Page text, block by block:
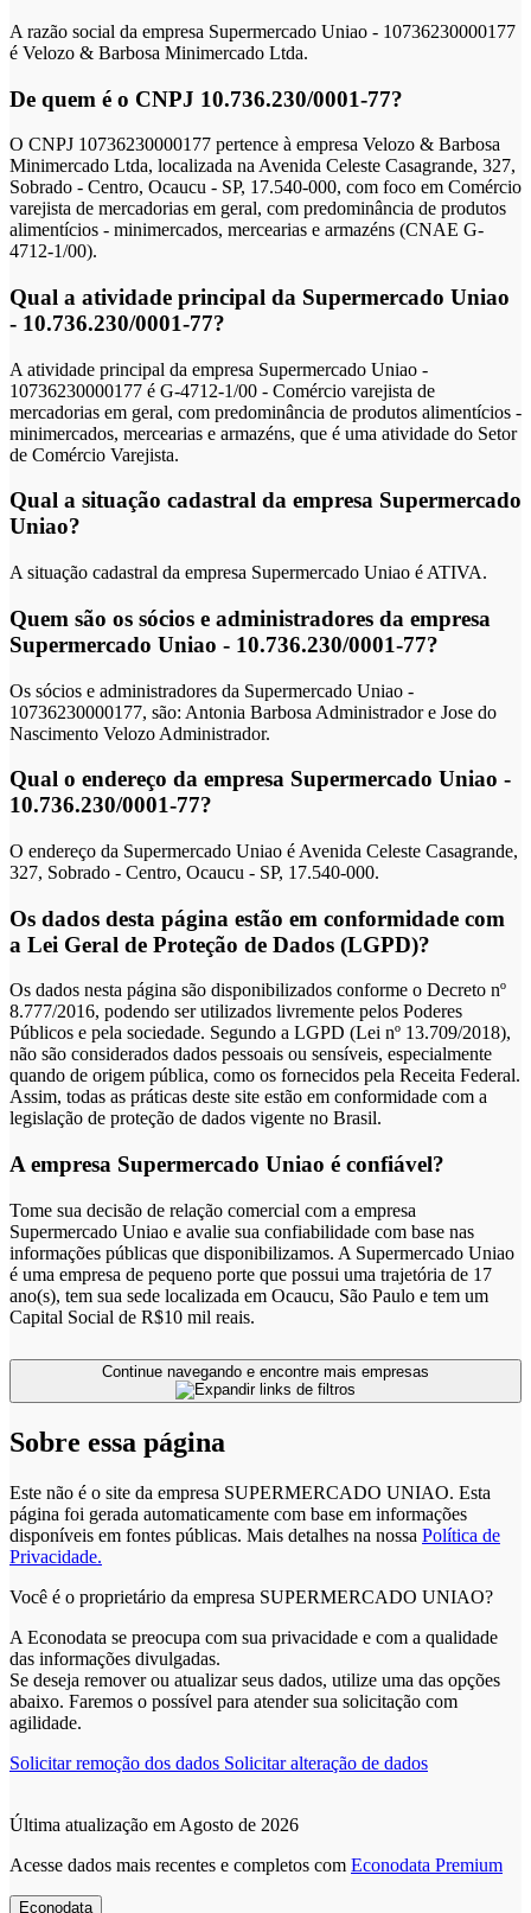
A razão social da empresa Supermercado Uniao - 10736230000177
é Velozo & Barbosa Minimercado Ltda.
De quem é o CNPJ 10.736.230/0001-77?
O CNPJ 10736230000177 pertence à empresa Velozo & Barbosa
Minimercado Ltda, localizada na Avenida Celeste Casagrande, 327,
Sobrado - Centro, Ocaucu - SP, 17.540-000, com foco em Comércio
varejista de mercadorias em geral, com predominância de produtos
alimentícios - minimercados, mercearias e armazéns (CNAE G-
4712-1/00).
Qual a atividade principal da Supermercado Uniao
- 10.736.230/0001-77?
A atividade principal da empresa Supermercado Uniao -
10736230000177 é G-4712-1/00 - Comércio varejista de
mercadorias em geral, com predominância de produtos alimentícios -
minimercados, mercearias e armazéns, que é uma atividade do Setor
de Comércio Varejista.
Qual a situação cadastral da empresa Supermercado
Uniao?
A situação cadastral da empresa Supermercado Uniao é ATIVA.
Quem são os sócios e administradores da empresa
Supermercado Uniao - 10.736.230/0001-77?
Os sócios e administradores da Supermercado Uniao -
10736230000177, são: Antonia Barbosa Administrador e Jose do
Nascimento Velozo Administrador.
Qual o endereço da empresa Supermercado Uniao -
10.736.230/0001-77?
O endereço da Supermercado Uniao é Avenida Celeste Casagrande,
327, Sobrado - Centro, Ocaucu - SP, 17.540-000.
Os dados desta página estão em conformidade com
a Lei Geral de Proteção de Dados (LGPD)?
Os dados nesta página são disponibilizados conforme o Decreto nº
8.777/2016, podendo ser utilizados livremente pelos Poderes
Públicos e pela sociedade. Segundo a LGPD (Lei nº 13.709/2018),
não são considerados dados pessoais ou sensíveis, especialmente
quando de origem pública, como os fornecidos pela Receita Federal.
Assim, todas as práticas deste site estão em conformidade com a
legislação de proteção de dados vigente no Brasil.
A empresa Supermercado Uniao é confiável?
Tome sua decisão de relação comercial com a empresa
Supermercado Uniao e avalie sua confiabilidade com base nas
informações públicas que disponibilizamos. A Supermercado Uniao
é uma empresa de pequeno porte que possui uma trajetória de 17
ano(s), tem sua sede localizada em Ocaucu, São Paulo e tem um
Capital Social de R$10 mil reais.
Sobre essa página
Este não é o site da empresa SUPERMERCADO UNIAO. Esta
página foi gerada automaticamente com base em informações
disponíveis em fontes públicas. Mais detalhes na nossa Política de
Privacidade.
Você é o proprietário da empresa SUPERMERCADO UNIAO?
A Econodata se preocupa com sua privacidade e com a qualidade
das informações divulgadas.
Se deseja remover ou atualizar seus dados, utilize uma das opções
abaixo. Faremos o possível para atender sua solicitação com
agilidade.
Solicitar remoção dos dados Solicitar alteração de dados
Última atualização em Agosto de 2026
Acesse dados mais recentes e completos com Econodata Premium
Econodata